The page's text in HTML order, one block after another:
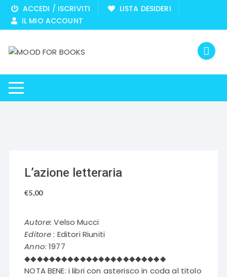
Vai
contenuto
ACCEDI / ISCRIVITI
LISTA DESIDERI
IL MIO ACCOUNT
L’azione letteraria
€5,00
Autore: Velso Mucci
Editore: Editori Riuniti
Anno: 1977
◆◆◆◆◆◆◆◆◆◆◆◆◆◆◆◆◆◆◆◆◆◆◆
NOTA BENE: i libri con asterisco in coda al titolo